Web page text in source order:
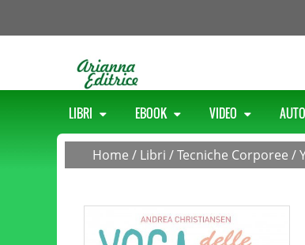
LIBRI EBOOK VIDEO
Home / Libri /Tecniche Corporee /